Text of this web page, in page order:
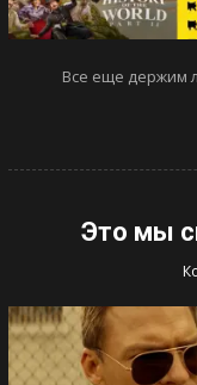
Все еще держим
Это мы